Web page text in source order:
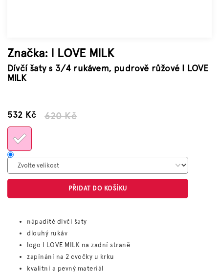
Značka: I LOVE MILK
Dívčí šaty s 3/4 rukávem, pudrově růžové I LOVE
MILK
620 Kč
532 KčMěrná
PŘIDAT DO KOŠÍKU
nápadité dívčí šaty
dlouhý rukáv
logo I LOVE MILK na zadní straně
zapínání na 2 cvočky u krku
kvalitní a pevný materiál